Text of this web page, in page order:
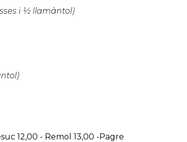
i ½ llamàntol)
12,00 - Remol 13,00 -Pagre